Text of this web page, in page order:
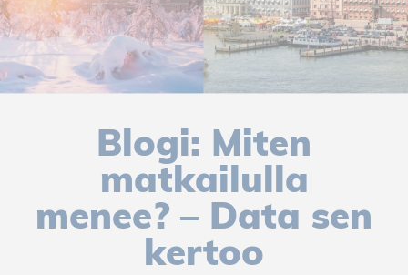
Blogi: Miten
matkailulla
menee? – Data sen
kertoo